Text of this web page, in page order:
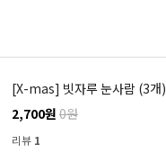
[X-mas] 빗자루 눈사람 (3개)
2,700원 0원
리뷰 1